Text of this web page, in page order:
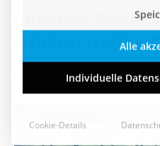
Christina Baum:
Ethikrat ist
18. Juni 2024
Alle
Individuelle